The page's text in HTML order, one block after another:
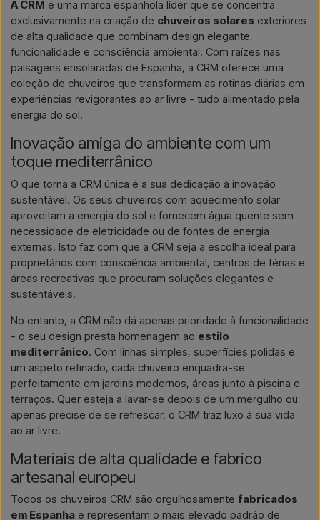
A CRM é uma marca espanhola líder que se concentra
exclusivamente na criação de chuveiros solares exteriores
de alta qualidade que combinam design elegante,
funcionalidade e consciência ambiental. Com raízes nas
paisagens ensolaradas de Espanha, a CRM oferece uma
coleção de chuveiros que transformam as rotinas diárias em
experiências revigorantes ao ar livre - tudo alimentado pela
energia do sol.
Inovação amiga do ambiente com um
toque mediterrânico
O que torna a CRM única é a sua dedicação à inovação
sustentável. Os seus chuveiros com aquecimento solar
aproveitam a energia do sol e fornecem água quente sem
necessidade de eletricidade ou de fontes de energia
externas. Isto faz com que a CRM seja a escolha ideal para
proprietários com consciência ambiental, centros de férias e
áreas recreativas que procuram soluções elegantes e
sustentáveis.
No entanto, a CRM não dá apenas prioridade à funcionalidade
- o seu design presta homenagem ao estilo
mediterrânico. Com linhas simples, superfícies polidas e
um aspeto refinado, cada chuveiro enquadra-se
perfeitamente em jardins modernos, áreas junto à piscina e
terraços. Quer esteja a lavar-se depois de um mergulho ou
apenas precise de se refrescar, o CRM traz luxo à sua vida
ao ar livre.
Materiais de alta qualidade e fabrico
artesanal europeu
Todos os chuveiros CRM são orgulhosamente fabricados
em Espanha e representam o mais elevado padrão de